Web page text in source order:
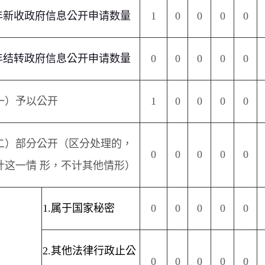
收政府信息公开申请数量 1 0 0 0 0
结转政府信息公开申请数量 0 0 0 0 0
）予以公开 1 0 0 0 0
）部分公开（区分处理的，
这一情 形，不计其他情形）
0 0 0 0 0
1.属于国家秘密 0 0 0 0 0
2.其他法律行政止公
0
0 0 0 0